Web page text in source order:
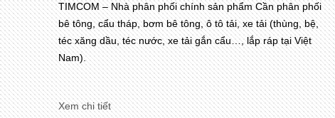
TIMCOM – Nhà phân phối chính sản phẩm Cần phân phối
bê tông, cẩu tháp, bơm bê tông, ô tô tải, xe tải (thùng, bệ,
téc xăng dầu, téc nước, xe tải gắn cẩu…, lắp ráp tại Việt
Nam).
Xem chi tiết